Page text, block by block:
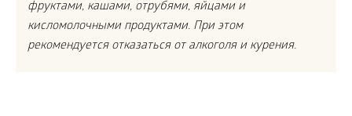
фруктами, кашами, отрубями, яйцами и
кисломолочными продуктами. При этом
рекомендуется отказаться от алкоголя и курения.